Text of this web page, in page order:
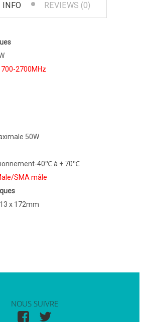
INFO REVIEWS (0)
2700MHz
50W
40℃ à + 70℃
SMA mâle
x 172mm
NOUS SUIVRE